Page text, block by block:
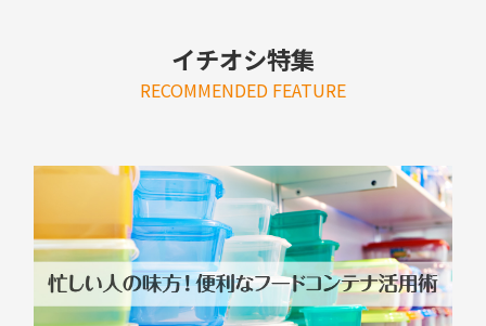
イチオシ特集
RECOMMENDED FEATURE